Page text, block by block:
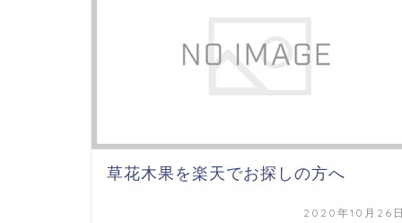
草花木果を楽天でお探しの方へ
2020年10月26